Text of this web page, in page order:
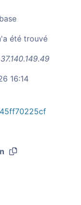
été trouvé
16:14